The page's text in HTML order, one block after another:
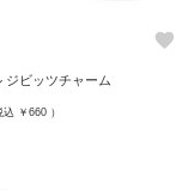
favorite
ジビッツチャーム
込 ￥660 ）